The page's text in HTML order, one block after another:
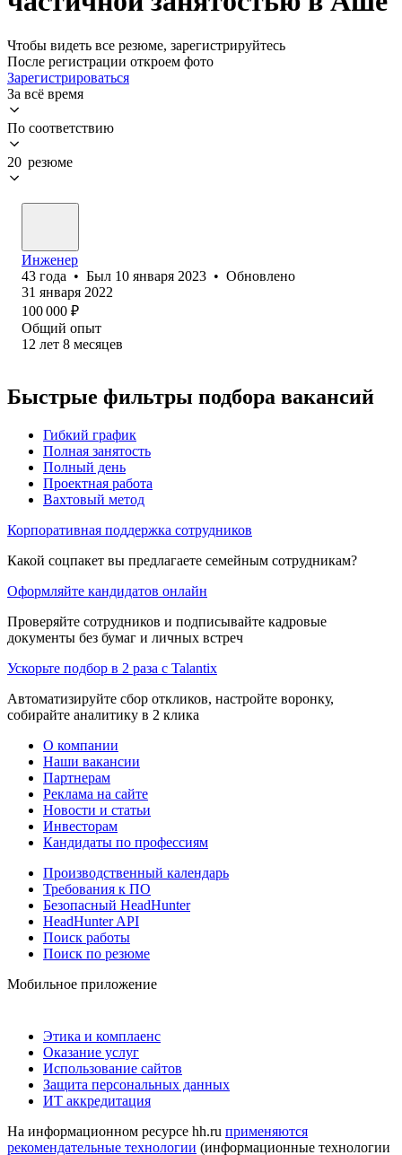
Чтобы видеть все резюме, зарегистрируйтесь
После регистрации откроем фото
Зарегистрироваться
За всё время
По соответствию
20 резюме
Инженер
43 года • Был 10 января 2023 • Обновлено
31 января 2022
100 000 ₽
Общий опыт
12 лет 8 месяцев
Быстрые фильтры подбора вакансий
Гибкий график
Полная занятость
Полный день
Проектная работа
Вахтовый метод
Корпоративная поддержка сотрудников
Какой соцпакет вы предлагаете семейным сотрудникам?
Оформляйте кандидатов онлайн
Проверяйте сотрудников и подписывайте кадровые
документы без бумаг и личных встреч
Ускорьте подбор в 2 раза с Talantix
Автоматизируйте сбор откликов, настройте воронку,
собирайте аналитику в 2 клика
О компании
Наши вакансии
Партнерам
Реклама на сайте
Новости и статьи
Инвесторам
Кандидаты по профессиям
Производственный календарь
Требования к ПО
Безопасный HeadHunter
HeadHunter API
Поиск работы
Поиск по резюме
Мобильное приложение
Этика и комплаенс
Оказание услуг
Использование сайтов
Защита персональных данных
ИТ аккредитация
На информационном ресурсе hh.ru применяются
рекомендательные технологии (информационные технологии